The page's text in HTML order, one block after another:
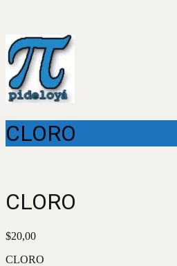
CLORO
CLORO
$20,00
CLORO